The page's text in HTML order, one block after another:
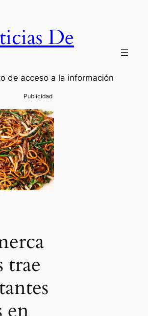
De
de acceso a la información
trae
en